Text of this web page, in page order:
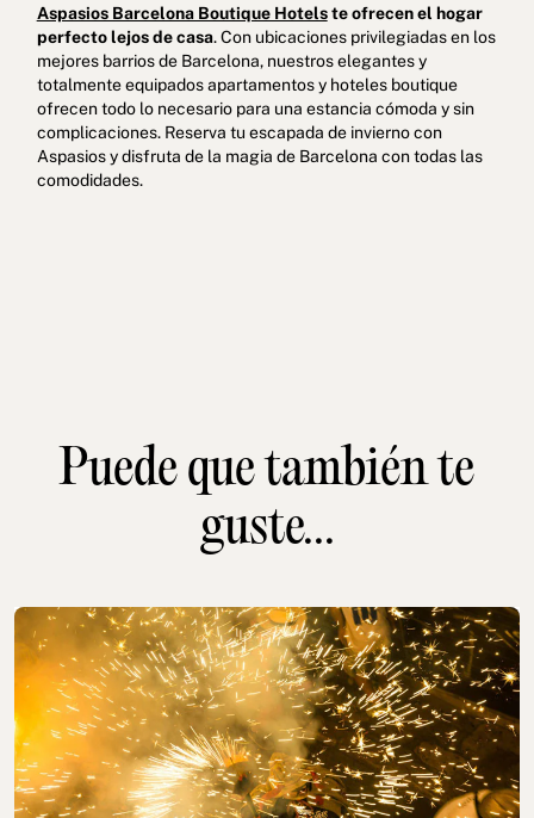
Aspasios Barcelona Boutique Hotelste ofrecen el hogar
perfecto lejos de casa. Con ubicaciones privilegiadas en los
mejores barrios de Barcelona, nuestros elegantes y
totalmente equipados apartamentos y hoteles boutique
ofrecen todo lo necesario para una estancia cómoda y sin
complicaciones. Reserva tu escapada de invierno con
Aspasios y disfruta de la magia de Barcelona con todas las
comodidades.
Puede que también te
guste...